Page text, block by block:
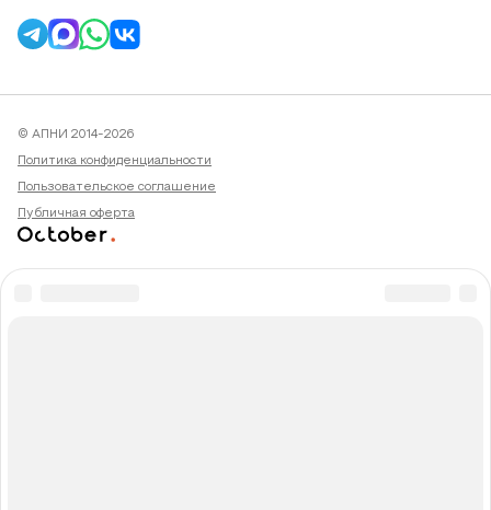
© АПНИ 2014-2026
Политика конфиденциальности
Пользовательское соглашение
Публичная оферта